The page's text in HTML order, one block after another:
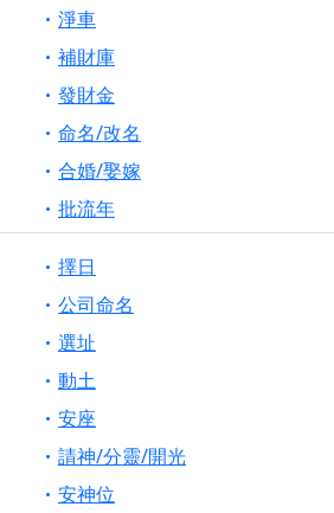
淨車
補財庫
發財金
命名/改名
合婚/娶嫁
批流年
擇日
公司命名
選址
動土
安座
請神/分靈/開光
安神位